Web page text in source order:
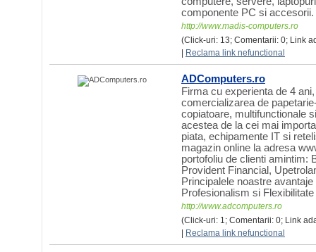
componente PC si accesorii.
http://www.madis-computers.ro
(Click-uri: 13; Comentarii: 0; Link
Reclama link nefunctional
ADComputers.ro
Firma cu experienta de 4
comercializarea de
copiatoare, multifunctionale
acestea de la cei mai
piata, echipamente IT si
magazin online la adresa
portofoliu de clienti amintim:
Provident Financial,
Principalele noastre
Profesionalism si Flexibilitate
http://www.adcomputers.ro
(Click-uri: 1; Comentarii: 0; Link
Reclama link nefunctional